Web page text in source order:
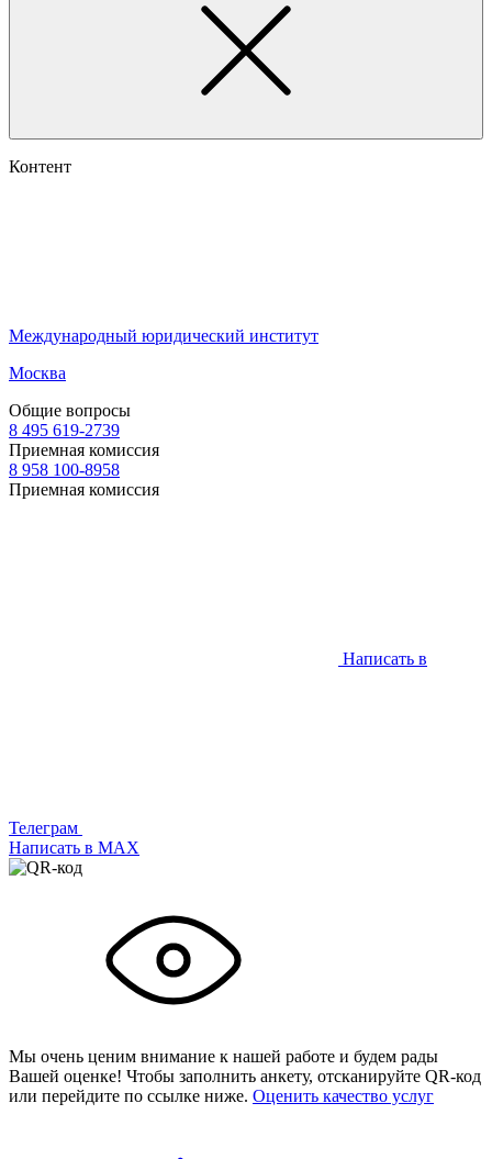
Контент
Международный юридический институт
Москва
Общие вопросы
8 495 619-2739
Приемная комиссия
8 958 100-8958
Приемная комиссия
Написать в
Телеграм
Написать в МАХ
Мы очень ценим внимание к нашей работе и будем рады
Вашей оценке! Чтобы заполнить анкету, отсканируйте QR-код
или перейдите по ссылке ниже. Оценить качество услуг